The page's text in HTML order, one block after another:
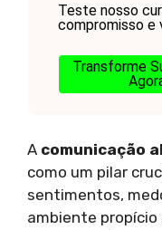
Teste nosso
compromisso e
Transforme
A comunicação
como um pilar
sentimentos,
ambiente